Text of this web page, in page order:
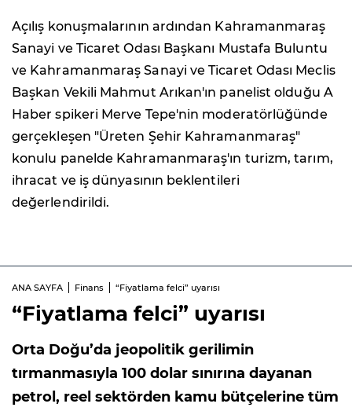
Açılış konuşmalarının ardından Kahramanmaraş
Sanayi ve Ticaret Odası Başkanı Mustafa Buluntu
ve Kahramanmaraş Sanayi ve Ticaret Odası Meclis
Başkan Vekili Mahmut Arıkan'ın panelist olduğu A
Haber spikeri Merve Tepe'nin moderatörlüğünde
gerçekleşen "Üreten Şehir Kahramanmaraş"
konulu panelde Kahramanmaraş'ın turizm, tarım,
ihracat ve iş dünyasının beklentileri
değerlendirildi.
ANA SAYFA Finans “Fiyatlama felci” uyarısı
“Fiyatlama felci” uyarısı
Orta Doğu’da jeopolitik gerilimin
tırmanmasıyla 100 dolar sınırına dayanan
petrol, reel sektörden kamu bütçelerine tüm